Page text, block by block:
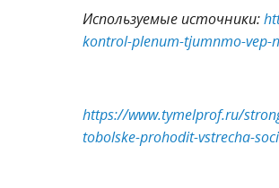
Используемые источники:
kontrol-plenum-tjumnmo-vep-
https://www.tymelprof.ru/
tobolske-prohodit-vstrecha-